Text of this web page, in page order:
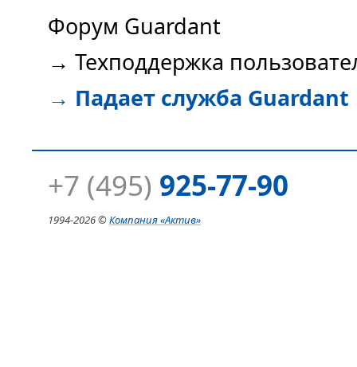
Форум Guardant
→ Техподдержка
→ Падает служба Guardant
+7 (495) 925-77-90
1994-2026 ©Компания«Актив»